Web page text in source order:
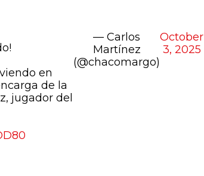
en
de la
jugador del
— Carlos
Martínez
(@chacomargo)
October
3, 2025